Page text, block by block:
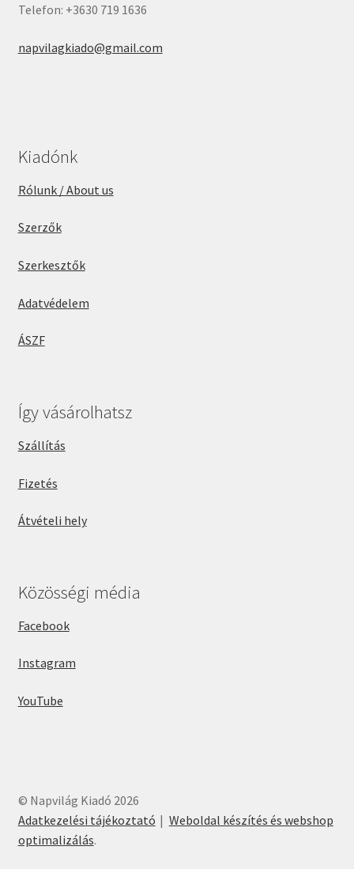
Telefon: +3630 719 1636
napvilagkiado@gmail.com
Kiadónk
Rólunk / About us
Szerzők
Szerkesztők
Adatvédelem
ÁSZF
Így vásárolhatsz
Szállítás
Fizetés
Átvételi hely
Közösségi média
Facebook
Instagram
YouTube
© Napvilág Kiadó 2026
Adatkezelési tájékoztató
Weboldal készítés és webshop
optimalizálás.